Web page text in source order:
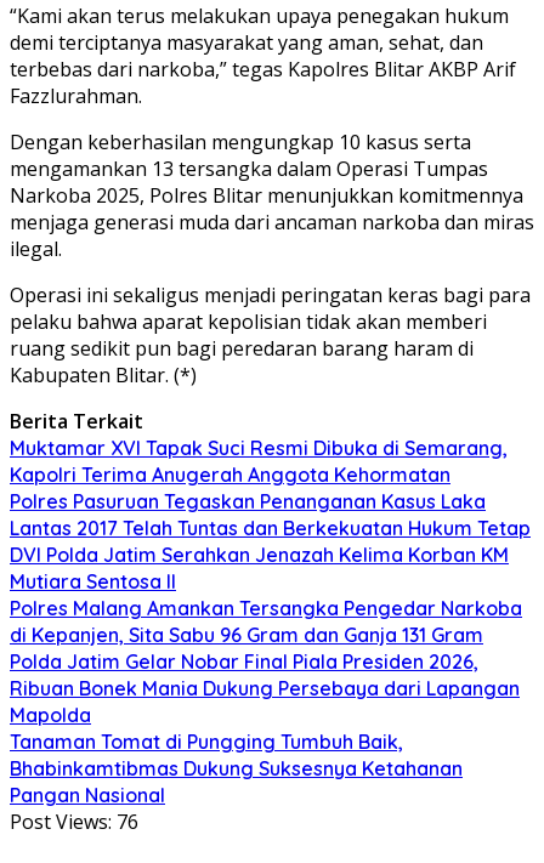
“Kami akan terus melakukan upaya penegakan hukum
demi terciptanya masyarakat yang aman, sehat, dan
terbebas dari narkoba,” tegas Kapolres Blitar AKBP Arif
Fazzlurahman.
Dengan keberhasilan mengungkap 10 kasus serta
mengamankan 13 tersangka dalam Operasi Tumpas
Narkoba 2025, Polres Blitar menunjukkan komitmennya
menjaga generasi muda dari ancaman narkoba dan miras
ilegal.
Operasi ini sekaligus menjadi peringatan keras bagi para
pelaku bahwa aparat kepolisian tidak akan memberi
ruang sedikit pun bagi peredaran barang haram di
Kabupaten Blitar. (*)
Berita Terkait
Muktamar XVI Tapak Suci Resmi Dibuka di Semarang,
Kapolri Terima Anugerah Anggota Kehormatan
Polres Pasuruan Tegaskan Penanganan Kasus Laka
Lantas 2017 Telah Tuntas dan Berkekuatan Hukum Tetap
DVI Polda Jatim Serahkan Jenazah Kelima Korban KM
Mutiara Sentosa II
Polres Malang Amankan Tersangka Pengedar Narkoba
di Kepanjen, Sita Sabu 96 Gram dan Ganja 131 Gram
Polda Jatim Gelar Nobar Final Piala Presiden 2026,
Ribuan Bonek Mania Dukung Persebaya dari Lapangan
Mapolda
Tanaman Tomat di Pungging Tumbuh Baik,
Bhabinkamtibmas Dukung Suksesnya Ketahanan
Pangan Nasional
Post Views: 76